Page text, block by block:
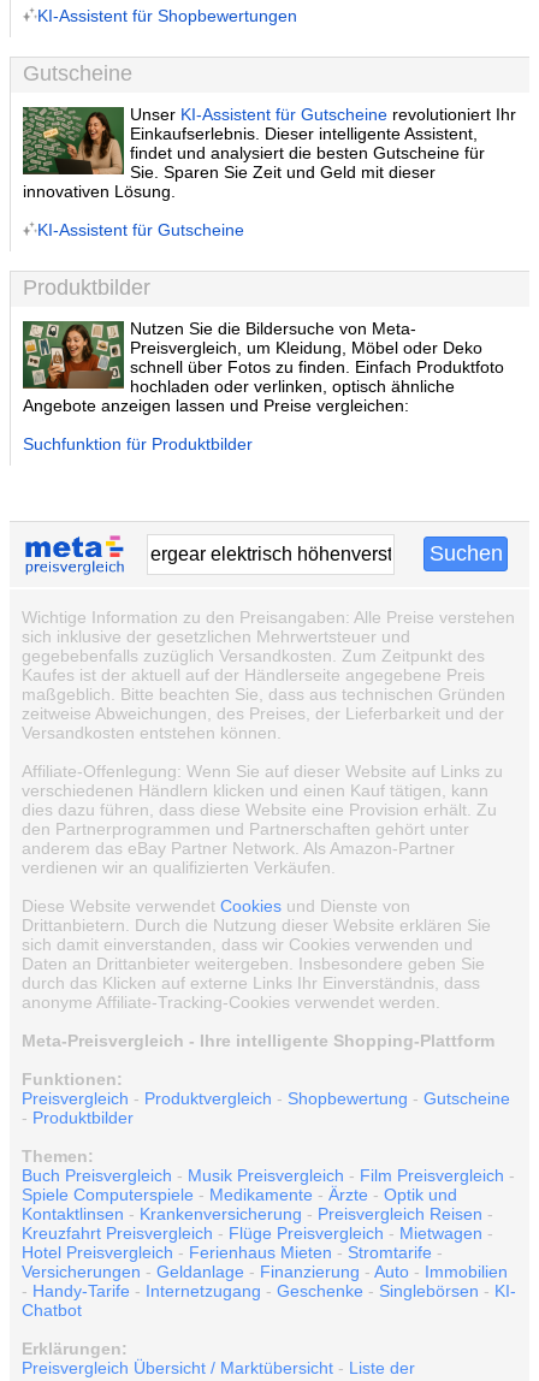
KI-Assistent für Shopbewertungen
Gutscheine
Unser KI-Assistent für Gutscheine revolutioniert Ihr
Einkaufserlebnis. Dieser intelligente Assistent,
findet und analysiert die besten Gutscheine für
Sie. Sparen Sie Zeit und Geld mit dieser
innovativen Lösung.
KI-Assistent für Gutscheine
Produktbilder
Nutzen Sie die Bildersuche von Meta-
Preisvergleich, um Kleidung, Möbel oder Deko
schnell über Fotos zu finden. Einfach Produktfoto
hochladen oder verlinken, optisch ähnliche
Angebote anzeigen lassen und Preise vergleichen:
Suchfunktion für Produktbilder
Wichtige Information zu den Preisangaben: Alle Preise verstehen
sich inklusive der gesetzlichen Mehrwertsteuer und
gegebebenfalls zuzüglich Versandkosten. Zum Zeitpunkt des
Kaufes ist der aktuell auf der Händlerseite angegebene Preis
maßgeblich. Bitte beachten Sie, dass aus technischen Gründen
zeitweise Abweichungen, des Preises, der Lieferbarkeit und der
Versandkosten entstehen können.
Affiliate-Offenlegung: Wenn Sie auf dieser Website auf Links zu
verschiedenen Händlern klicken und einen Kauf tätigen, kann
dies dazu führen, dass diese Website eine Provision erhält. Zu
den Partnerprogrammen und Partnerschaften gehört unter
anderem das eBay Partner Network. Als Amazon-Partner
verdienen wir an qualifizierten Verkäufen.
Diese Website verwendet Cookies und Dienste von
Drittanbietern. Durch die Nutzung dieser Website erklären Sie
sich damit einverstanden, dass wir Cookies verwenden und
Daten an Drittanbieter weitergeben. Insbesondere geben Sie
durch das Klicken auf externe Links Ihr Einverständnis, dass
anonyme Affiliate-Tracking-Cookies verwendet werden.
Meta-Preisvergleich - Ihre intelligente Shopping-Plattform
Funktionen:
Preisvergleich - Produktvergleich - Shopbewertung - Gutscheine
- Produktbilder
Themen:
Buch Preisvergleich - Musik Preisvergleich - Film Preisvergleich -
Spiele Computerspiele - Medikamente - Ärzte - Optik und
Kontaktlinsen - Krankenversicherung - Preisvergleich Reisen -
Kreuzfahrt Preisvergleich - Flüge Preisvergleich - Mietwagen -
Hotel Preisvergleich - Ferienhaus Mieten - Stromtarife -
Versicherungen - Geldanlage - Finanzierung - Auto - Immobilien
- Handy-Tarife - Internetzugang - Geschenke - Singlebörsen - KI-
Chatbot
Erklärungen:
Preisvergleich Übersicht / Marktübersicht - Liste der